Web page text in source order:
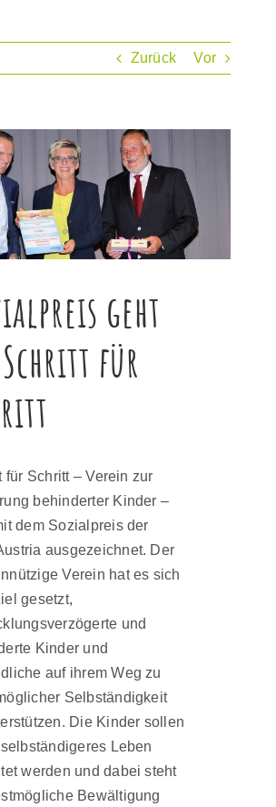
Zurück Vor
geht
für
für Schritt – Verein zur
behinderter Kinder –
dem Sozialpreis der
ausgezeichnet. Der
Verein hat es sich
gesetzt,
und
Kinder und
auf ihrem Weg zu
Selbständigkeit
Die Kinder sollen
Leben
werden und dabei steht
Bewältigung